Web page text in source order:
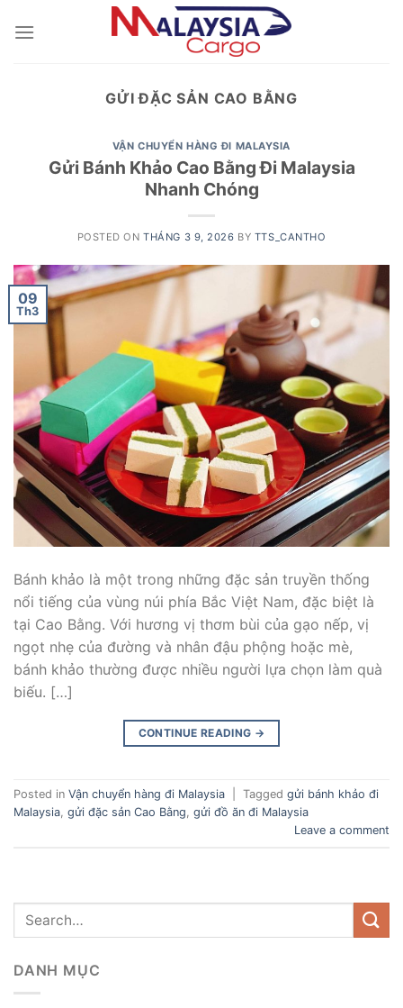
GỬI ĐẶC SẢN CAO BẰNG
VẬN CHUYỂN HÀNG ĐI MALAYSIA
Gửi Bánh Khảo Cao Bằng Đi Malaysia
Nhanh Chóng
POSTED ONTHÁNG 3 9, 2026 BY TTS_CANTHO
09
Th3
Bánh khảo là một trong những đặc sản truyền thống
nổi tiếng của vùng núi phía Bắc Việt Nam, đặc biệt là
tại Cao Bằng. Với hương vị thơm bùi của gạo nếp, vị
ngọt nhẹ của đường và nhân đậu phộng hoặc mè,
bánh khảo thường được nhiều người lựa chọn làm quà
biếu. […]
CONTINUE READING →
Posted in Vận chuyển hàng đi Malaysia Tagged gửi bánh khảo đi
Malaysia, gửi đặc sản Cao Bằng, gửi đồ ăn đi Malaysia
Leave a comment
DANH MỤC